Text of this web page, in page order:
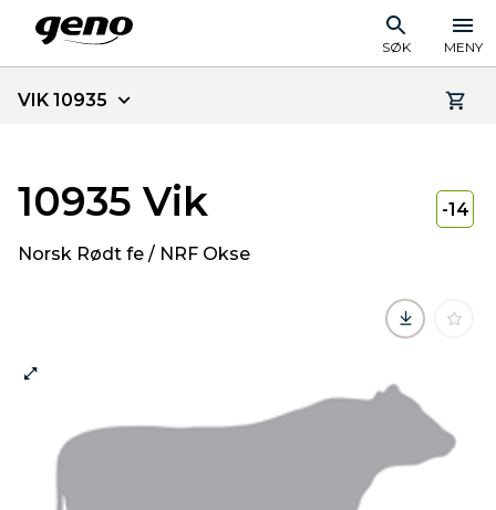
SØK MENY
VIK 10935
10935 Vik
Norsk Rødt fe / NRF Okse
-14